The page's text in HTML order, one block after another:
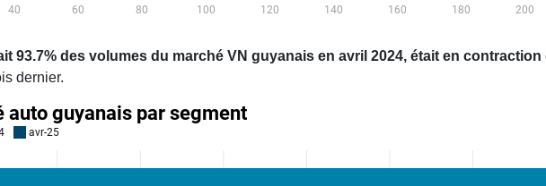
93.7% des volumes du marché VN guyanais en avril 2024, était en contraction
dernier.